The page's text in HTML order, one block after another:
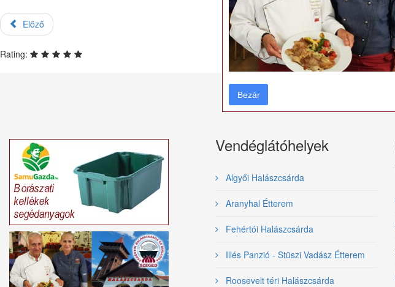
Előző
Rating:
Vendéglátóhelyek
Algyői Halászcsárda
Aranyhal Étterem
Fehértói Halászcsárda
Illés Panzió - Stüszi Vadász Étterem
Roosevelt téri Halászcsárda
Bezár
Bezár